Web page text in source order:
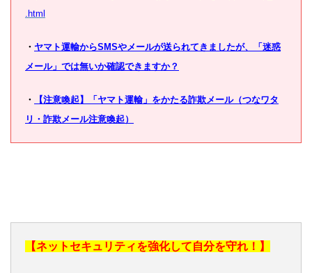
.html
・ ヤマト運輸からSMSやメールが送られてきましたが、「迷惑
メール」では無いか確認できますか？
・
【注意喚起】「ヤマト運輸」をかたる詐欺メール（つなワタ
リ・詐欺メール注意喚起）
【ネットセキュリティを強化して自分を守れ！】